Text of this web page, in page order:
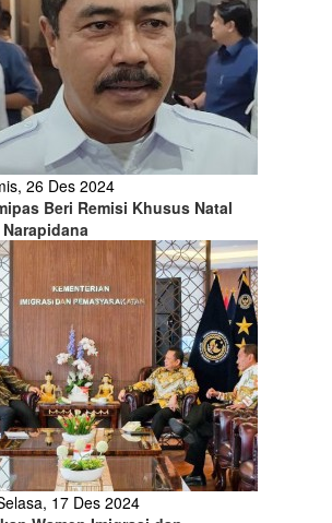
26 Des 2024
Beri Remisi Khusus Natal
17 Des 2024